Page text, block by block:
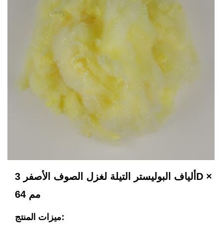
ألياف البوليستر التيلة لغزل الصوف الأصفر 3D ×
64 مم
ميزات المنتج: